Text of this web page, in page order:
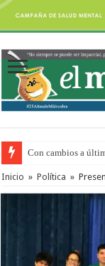
Con cambios a
Inicio » Política »